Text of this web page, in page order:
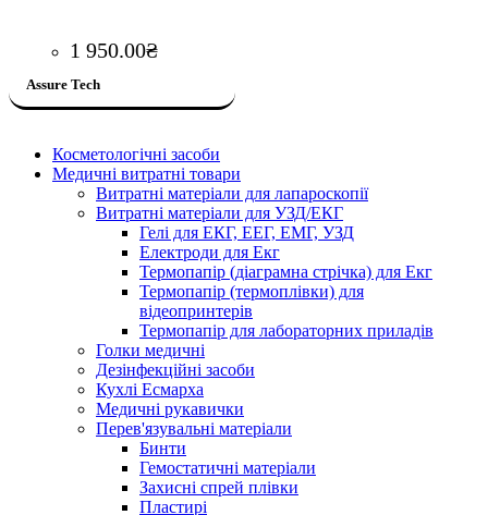
1 950.00₴
Assure Tech
Косметологічні засоби
Медичні витратні товари
Витратні матеріали для лапароскопії
Витратні матеріали для УЗД/ЕКГ
Гелі для ЕКГ, ЕЕГ, ЕМГ, УЗД
Електроди для Екг
Термопапір (діаграмна стрічка) для Екг
Термопапір (термоплівки) для
відеопринтерів
Термопапір для лабораторних приладів
Голки медичні
Дезінфекційні засоби
Кухлі Есмарха
Медичні рукавички
Перев'язувальні матеріали
Бинти
Гемостатичні матеріали
Захисні спрей плівки
Пластирі